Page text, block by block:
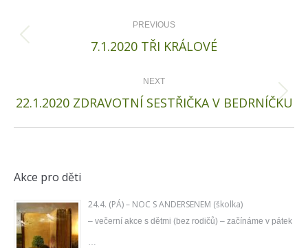
navigation PREVIOUS
Previous
7.1.2020 TŘI KRÁLOVÉ
NEXT
Next
22.1.2020 ZDRAVOTNÍ SESTŘIČKA V BEDRNÍČKU
Akce pro děti
24.4. (PÁ) – NOC S ANDERSENEM (školka)
– večerní akce s dětmi (bez rodičů) – začínáme v pátek
…